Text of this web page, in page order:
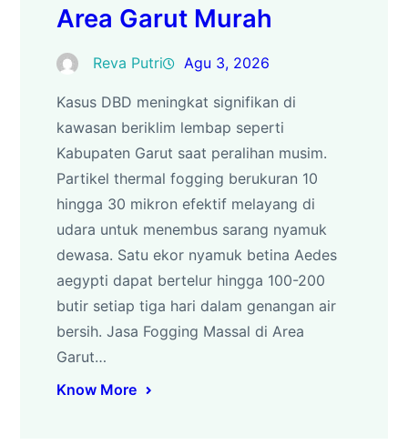
Area Garut Murah
Reva Putri Agu 3, 2026
Kasus DBD meningkat signifikan di
kawasan beriklim lembap seperti
Kabupaten Garut saat peralihan musim.
Partikel thermal fogging berukuran 10
hingga 30 mikron efektif melayang di
udara untuk menembus sarang nyamuk
dewasa. Satu ekor nyamuk betina Aedes
aegypti dapat bertelur hingga 100-200
butir setiap tiga hari dalam genangan air
bersih. Jasa Fogging Massal di Area
Garut…
Know More